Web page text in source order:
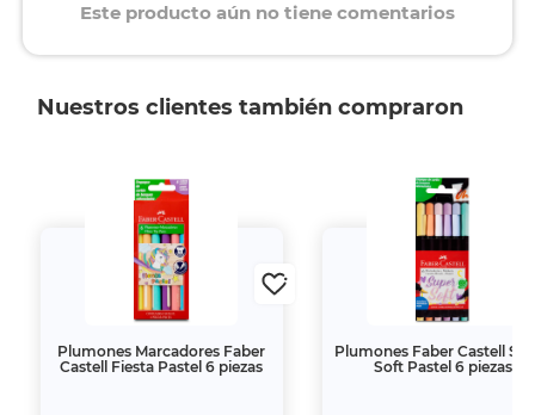
Este producto aún no tiene comentarios
Nuestros clientes también compraron
Plumones Marcadores Faber
Castell Fiesta Pastel 6 piezas
Plumones Faber Castell
Soft Pastel 6 piezas